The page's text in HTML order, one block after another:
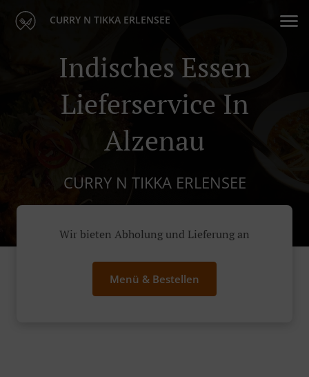
CURRY N TIKKA ERLENSEE
Indisches Essen
Lieferservice In
Alzenau
CURRY N TIKKA ERLENSEE
Wir bieten Abholung und Lieferung an
Menü & Bestellen